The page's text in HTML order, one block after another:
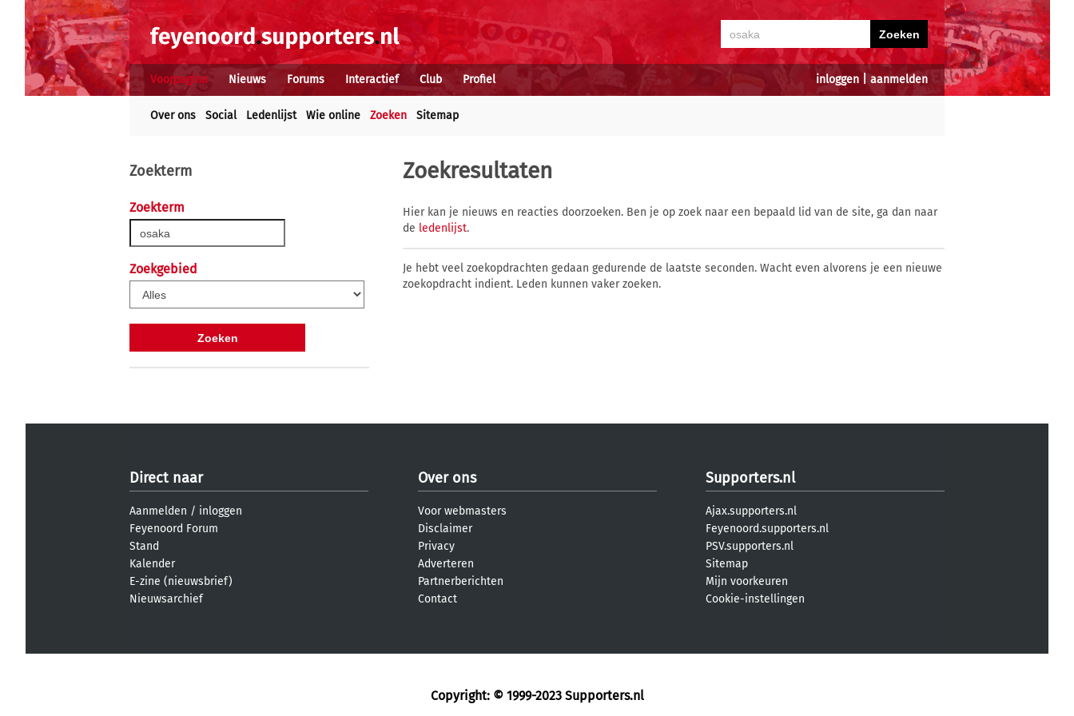
inloggen aanmelden
Voorpagina Nieuws Forums Interactief Club Profiel
Over ons Social Ledenlijst Wie online Zoeken Sitemap
Zoekterm
Zoekterm
Zoekgebied
Zoekresultaten
Hier kan je nieuws en reacties doorzoeken. Ben je op zoek naar een bepaald lid van de site, ga dan naar
de ledenlijst.
Je hebt veel zoekopdrachten gedaan gedurende de laatste seconden. Wacht even alvorens je een nieuwe
zoekopdracht indient. Leden kunnen vaker zoeken.
Direct naar
Aanmelden / inloggen
Feyenoord Forum
Stand
Kalender
E-zine (nieuwsbrief)
Nieuwsarchief
Over ons
Voor webmasters
Disclaimer
Privacy
Adverteren
Partnerberichten
Contact
Supporters.nl
Ajax.supporters.nl
Feyenoord.supporters.nl
PSV.supporters.nl
Sitemap
Mijn voorkeuren
Cookie-instellingen
Copyright: © 1999-2023 Supporters.nl